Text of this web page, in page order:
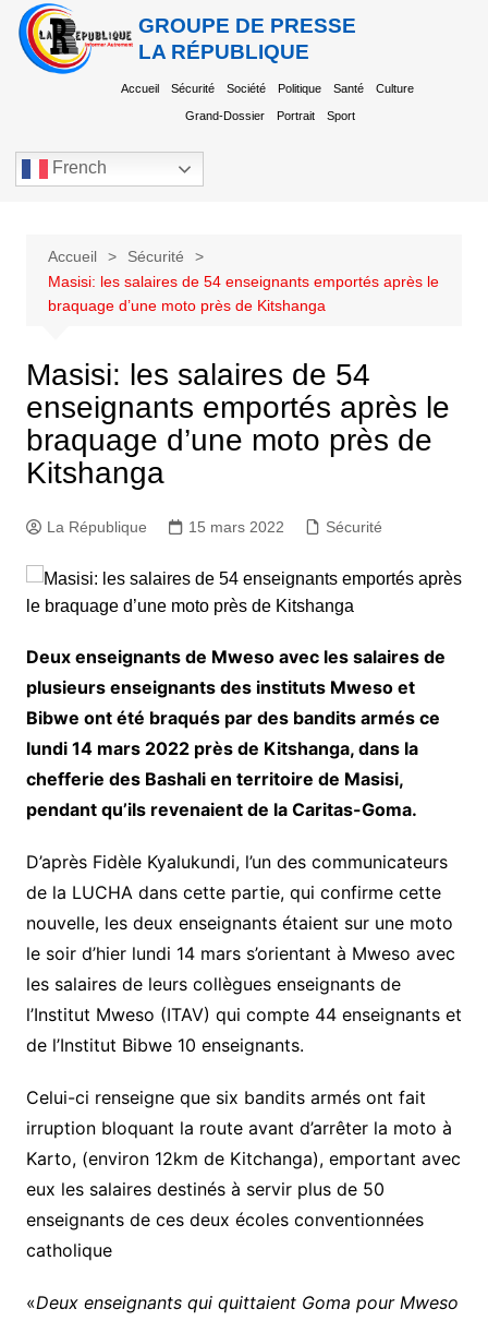
GROUPE DE PRESSE
LA RÉPUBLIQUE
Accueil Sécurité Société Politique Santé Culture
Grand-Dossier Portrait Sport
French
Accueil
Sécurité
Masisi: les salaires de 54 enseignants emportés après le
braquage d’une moto près de Kitshanga
Masisi: les salaires de 54
enseignants emportés après le
braquage d’une moto près de
Kitshanga
La République 15 mars 2022 Sécurité
Deux enseignants de Mweso avec les salaires de
plusieurs enseignants des instituts Mweso et
Bibwe ont été braqués par des bandits armés ce
lundi 14 mars 2022 près de Kitshanga, dans la
chefferie des Bashali en territoire de Masisi,
pendant qu’ils revenaient de la Caritas-Goma.
D’après Fidèle Kyalukundi, l’un des communicateurs
de la LUCHA dans cette partie, qui confirme cette
nouvelle, les deux enseignants étaient sur une moto
le soir d’hier lundi 14 mars s’orientant à Mweso avec
les salaires de leurs collègues enseignants de
l’Institut Mweso (ITAV) qui compte 44 enseignants et
de l’Institut Bibwe 10 enseignants.
Celui-ci renseigne que six bandits armés ont fait
irruption bloquant la route avant d’arrêter la moto à
Karto, (environ 12km de Kitchanga), emportant avec
eux les salaires destinés à servir plus de 50
enseignants de ces deux écoles conventionnées
catholique
«Deux enseignants qui quittaient Goma pour Mweso